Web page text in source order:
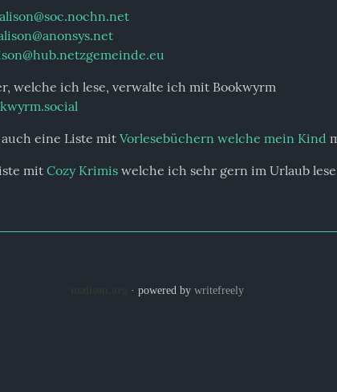
eine Liste mit Vorlesebüchern welche mein Kind
mit Cozy Krimis welche ich sehr gern im Urlaub lese
· powered by writefreely